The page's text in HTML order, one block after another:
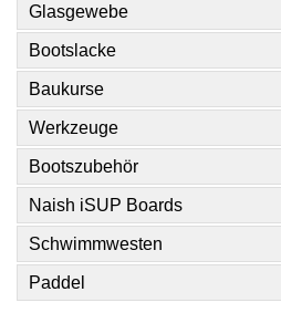
Glasgewebe
Bootslacke
Baukurse
Werkzeuge
Bootszubehör
Naish iSUP Boards
Schwimmwesten
Paddel